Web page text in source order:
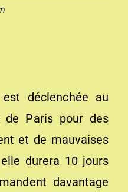
déclenchée au
de Paris pour des
et de mauvaises
durera 10 jours
davantage